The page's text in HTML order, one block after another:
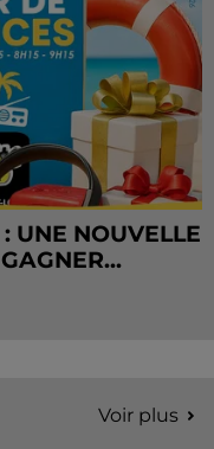
UNE NOUVELLE
Voir plus